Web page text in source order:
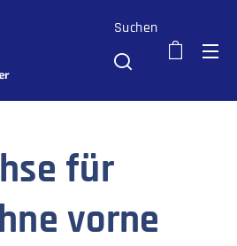
Suchen
für
vorne